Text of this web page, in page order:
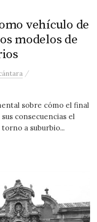
vehículo de
modelos de
/
sobre cómo el final
consecuencias el
a suburbio...